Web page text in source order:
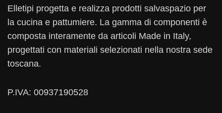
Elletipi progetta e realizza prodotti salvaspazio per
la cucina e pattumiere. La gamma di componenti è
composta interamente da articoli Made in Italy,
progettati con materiali selezionati nella nostra sede
toscana.
P.IVA: 00937190528